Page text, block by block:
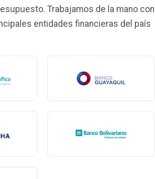
Trabajamos de la mano con
entidades financieras del país